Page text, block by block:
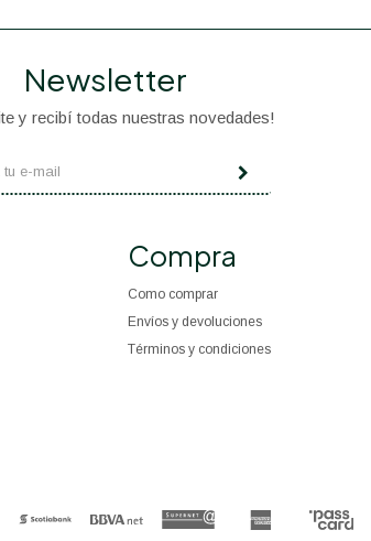
Compra
Como comprar
Envíos y devoluciones
Términos y condiciones
Newsletter
y recibí todas nuestras novedades!